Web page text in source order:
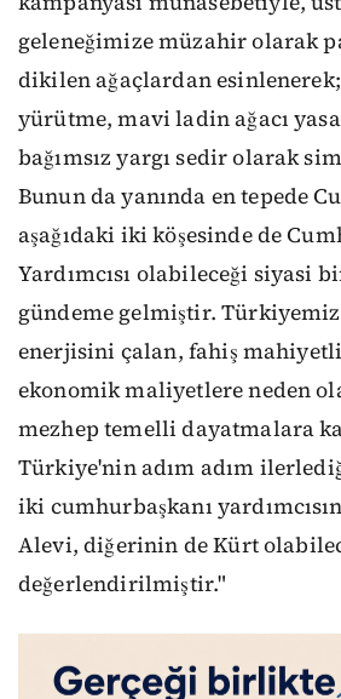
geleneğimize müzahir olarak
dikilen ağaçlardan esinlenerek;
yürütme, mavi ladin ağacı
bağımsız yargı sedir olarak
Bunun da yanında en tepede
aşağıdaki iki köşesinde de
Yardımcısı olabileceği siyasi
gündeme gelmiştir.
enerjisini çalan, fahiş
ekonomik maliyetlere neden
mezhep temelli dayatmalara
Türkiye'nin adım adım
iki cumhurbaşkanı
Alevi, diğerinin de Kürt
değerlendirilmiştir."